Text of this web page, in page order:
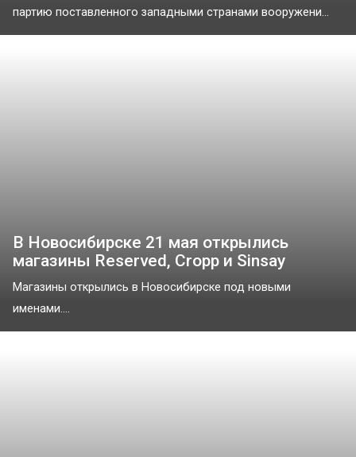
партию поставленного западными странами вооружени...
В Новосибирске 21 мая открылись
магазины Reserved, Cropp и Sinsay
Магазины открылись в Новосибирске под новыми
именами....